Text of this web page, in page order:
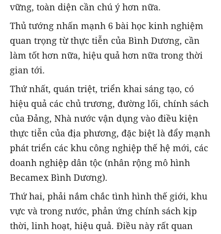
vững, toàn diện cần chú ý hơn nữa.
Thủ tướng nhấn mạnh 6 bài học kinh nghiệm
quan trọng từ thực tiễn của Bình Dương, cần
làm tốt hơn nữa, hiệu quả hơn nữa trong thời
gian tới.
Thứ nhất, quán triệt, triển khai sáng tạo, có
hiệu quả các chủ trương, đường lối, chính sách
của Đảng, Nhà nước vận dụng vào điều kiện
thực tiễn của địa phương, đặc biệt là đẩy mạnh
phát triển các khu công nghiệp thế hệ mới, các
doanh nghiệp dân tộc (nhân rộng mô hình
Becamex Bình Dương).
Thứ hai, phải nắm chắc tình hình thế giới, khu
vực và trong nước, phản ứng chính sách kịp
thời, linh hoạt, hiệu quả. Điều này rất quan